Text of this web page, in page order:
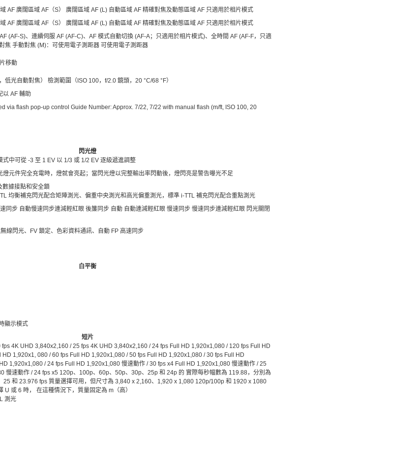
AF 廣闊區域 AF（S） 廣闊區域 AF (L) 自動區域 AF 精確對焦及動態區域 AF 只適用於相片模式
AF 廣闊區域 AF（S） 廣闊區域 AF (L) 自動區域 AF 精確對焦及動態區域 AF 只適用於相片模式
(AF-S)、連續伺服 AF (AF-C)、AF 模式自動切換 (AF-A；只適用於相片模式)、全時間 AF (AF-F，只適
焦 手動對焦 (M)：可使用電子測距器 可使用電子測距器
移動
低光自動對焦） 檢測範圍（ISO 100，f/2.0 鏡頭，20 °C/68 °F）
以 AF 輔助
via flash pop-up control Guide Number: Approx. 7/22, 7/22 with manual flash (m/ft, ISO 100, 20
閃光燈
式中可從 -3 至 1 EV 以 1/3 或 1/2 EV 逐級遞進調整
燈元件完全充電時，燈就會亮起；當閃光燈以完整輸出率閃動後，燈閃亮是警告曝光不足
數據接點和安全鎖
均衡補充閃光配合矩陣測光、偏重中央測光和高光偏重測光，標準 i-TTL 補充閃光配合重點測光
同步 自動慢速同步連減輕紅眼 後簾同步 自動 自動連減輕紅眼 慢速同步 慢速同步連減輕紅眼 閃光關閉
線閃光、FV 鎖定、色彩資料通訊、自動 FP 高速同步
白平衡
顯示模式
短片
4K UHD 3,840x2,160 / 25 fps 4K UHD 3,840x2,160 / 24 fps Full HD 1,920x1,080 / 120 fps Full HD
HD 1,920x1, 080 / 60 fps Full HD 1,920x1,080 / 50 fps Full HD 1,920x1,080 / 30 fps Full HD
1,920x1,080 / 24 fps Full HD 1,920x1,080 慢速動作 / 30 fps x4 Full HD 1,920x1,080 慢速動作 / 25
慢速動作 / 24 fps x5 120p、100p、60p、50p、30p、25p 和 24p 的 實際每秒幅數為 119.88，分別為
25 和 23.976 fps 質量選擇可用，但尺寸為 3,840 x 2,160、1,920 x 1,080 120p/100p 和 1920 x 1080
U 或 6 時， 在這種情況下，質量固定為 m（高）
測光